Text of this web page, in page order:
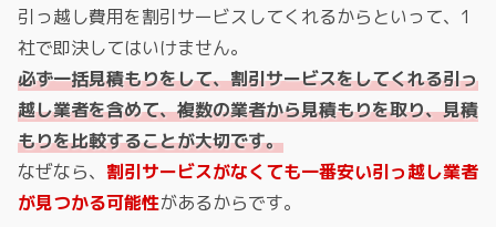
引っ越し費用を割引サービスしてくれるからといって、1
社で即決してはいけません。
必ず一括見積もりをして、割引サービスをしてくれる引っ
越し業者を含めて、複数の業者から見積もりを取り、見積
もりを比較することが大切です。
なぜなら、 割引サービスがなくても一番安い引っ越し業者
が見つかる可能性があるからです。